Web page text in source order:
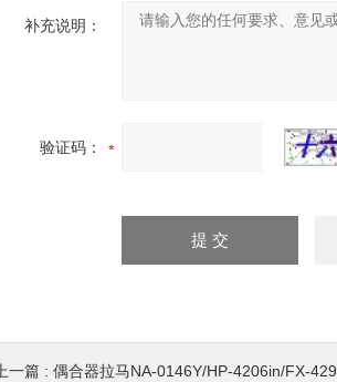
补充说明：
验证码：
上一篇 : 偶合器拉马NA-0146Y/HP-4206in/FX-4290/HT-4290/FY-4290